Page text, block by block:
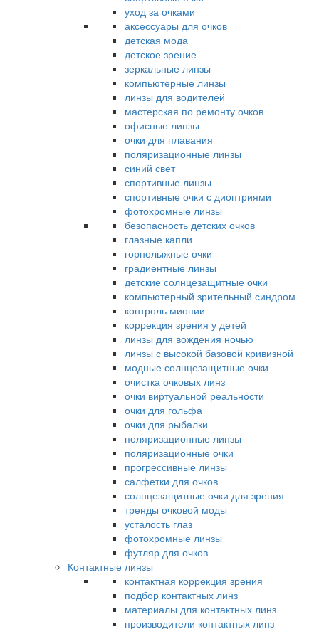
уход за очками
аксессуары для очков
детская мода
детское зрение
зеркальные линзы
компьютерные линзы
линзы для водителей
мастерская по ремонту очков
офисные линзы
очки для плавания
поляризационные линзы
синий свет
спортивные линзы
спортивные очки с диоптриями
фотохромные линзы
безопасность детских очков
глазные капли
горнолыжные очки
градиентные линзы
детские солнцезащитные очки
компьютерный зрительный синдром
контроль миопии
коррекция зрения у детей
линзы для вождения ночью
линзы с высокой базовой кривизной
модные солнцезащитные очки
очистка очковых линз
очки виртуальной реальности
очки для гольфа
очки для рыбалки
поляризационные линзы
поляризационные очки
прогрессивные линзы
салфетки для очков
солнцезащитные очки для зрения
тренды очковой моды
усталость глаз
фотохромные линзы
футляр для очков
Контактные линзы
контактная коррекция зрения
подбор контактных линз
материалы для контактных линз
производители контактных линз